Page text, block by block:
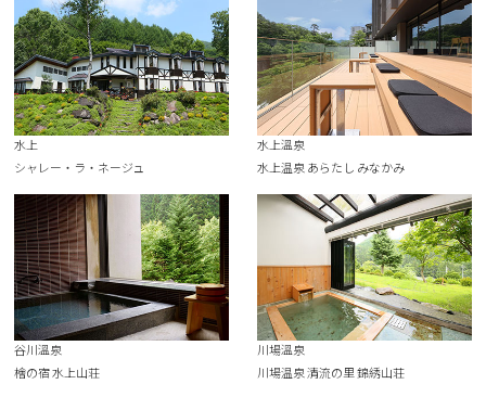
水上
シャレー・ラ・ネージュ
水上溫泉
水上温泉 あらたし みなかみ
谷川溫泉
檜の宿 水上山荘
川場溫泉
川場温泉 清流の里 錦綉山荘